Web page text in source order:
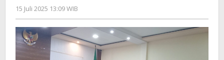
di
Depan
Hakim
15 Juli 2025 13:09 WIB
Imam
WD